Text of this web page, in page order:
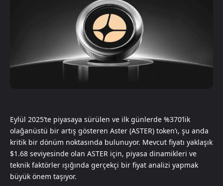
Eylül 2025’te piyasaya sürülen ve ilk günlerde %370’lik
olağanüstü bir artış gösteren Aster (ASTER) token’ı, şu anda
kritik bir dönüm noktasında bulunuyor. Mevcut fiyatı yaklaşık
$1.68 seviyesinde olan ASTER için, piyasa dinamikleri ve
teknik faktörler ışığında gerçekçi bir fiyat analizi yapmak
büyük önem taşıyor.